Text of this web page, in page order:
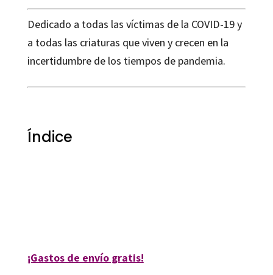
Dedicado a todas las víctimas de la COVID-19 y
a todas las criaturas que viven y crecen en la
incertidumbre de los tiempos de pandemia.
Índice
¡Gastos de envío gratis!